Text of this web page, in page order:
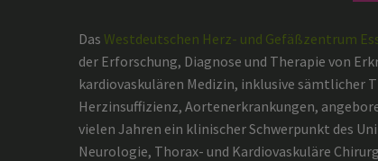
Das Westdeutschen Herz- und Gefäßzentrum
der Erforschung, Diagnose und Therapie von
kardiovaskulären Medizin, inklusive
Herzinsuffizienz, Aortenerkrankungen,
vielen Jahren ein klinischer Schwerpunkt des
Neurologie, Thorax- und Kardiovaskuläre